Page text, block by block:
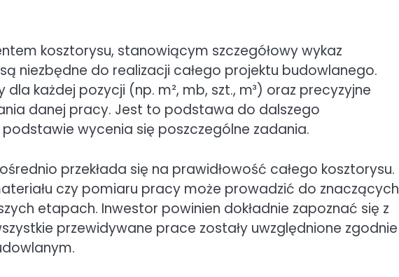
kosztorysu, stanowiącym szczegółowy wykaz
niezbędne do realizacji całego projektu budowlanego.
każdej pozycji (np. m², mb, szt., m³) oraz precyzyjne
danej pracy. Jest to podstawa do dalszego
wycenia się poszczególne zadania.
przekłada się na prawidłowość całego kosztorysu.
czy pomiaru pracy może prowadzić do znaczących
etapach. Inwestor powinien dokładnie zapoznać się z
przewidywane prace zostały uwzględnione zgodnie